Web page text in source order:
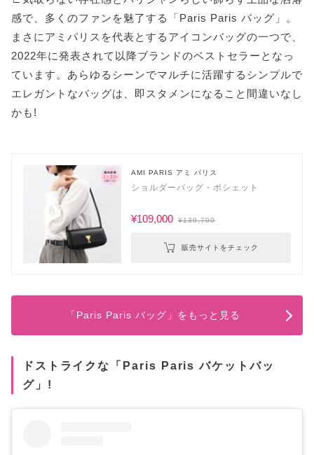
感で、多くのファンを魅了する「Paris Paris バッグ」。
まさにアミパリスを代表とするアイコンバッグの一つで、
2022年に発表されて以降ブランドのベストセラーとなっ
ています。あらゆるシーンでマルチに活躍するシンプルで
エレガントなバッグは、即スタメンになること間違いなし
かも!
AMI PARIS アミ パリス
ショルダーバッグ・ポシェット
¥109,000 ¥139,700
販売サイトをチェック
「Paris Paris バッグ」をもっと見る
ドストライクな「Paris Paris バケットバッ
グ」!